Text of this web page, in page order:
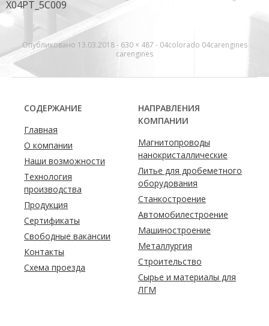
X04PT_5C009
Опубликовано 13.03.2018- 630 × 487 - 04colorado 04carengines
carengines
СОДЕРЖАНИЕ
Главная
О компании
Наши возможности
Технология
производства
Продукция
Сертификаты
Свободные вакансии
Контакты
Схема проезда
НАПРАВЛЕНИЯ
КОМПАНИИ
Магнитопроводы
нанокристаллические
Литье для дробеметного
оборудования
Станкостроение
Автомобилестроение
Машиностроение
Металлургия
Строительство
Сырье и материалы для
ЛГМ